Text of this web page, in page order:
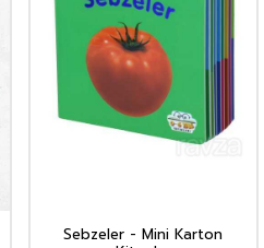
Sebzeler - Mini Karton